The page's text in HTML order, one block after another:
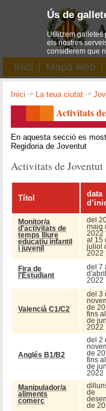
Inici Mapa web
Inici -> La teua ciutat ->
Activitats
En aquesta secció es
Regidoria de Joventut
Activitats de Joventut
Títol
data
Monitor/a
d'activitats de
temps lliure
educatiu infantil
i juvenil
del
maig
2022
al 15
juliol
2022
Fira de
l'Estudiant
del 7
2022
Valencià C1/C2
del 3
de
fins
de
2022
Anglés B1/B2
del 2
de
fins
de
2022
Manipulador/a
aliments
comerç
de
de
Ús de
Utilitzem galletes
els nostres
considerem que